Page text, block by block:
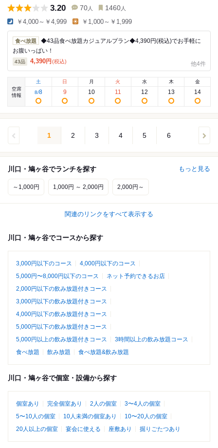
3.20 70 人 1460 人
￥4,000～￥4,999 ￥1,000～￥1,999
食べ放題
◆43品食べ放題カジュアルプラン◆4,390円(税込)でお手軽に
お腹いっぱい！
43品 4,390円 (税込) 他4件
空席
情報
土
8/8
日
9
月
10
火
11
水
12
木
13
金
14
1 2 3 4 5 6
川口・鳩ヶ谷でランチを探す もっと見る
～1,000円 1,000円 ～ 2,000円 2,000円～
関連のリンクをすべて表示する
川口・鳩ヶ谷でコースから探す
3,000円以下のコース
4,000円以下のコース
5,000円〜8,000円以下のコース
ネット予約できるお店
2,000円以下の飲み放題付きコース
3,000円以下の飲み放題付きコース
4,000円以下の飲み放題付きコース
5,000円以下の飲み放題付きコース
5,000円以上の飲み放題付きコース
3時間以上の飲み放題コース
食べ放題
飲み放題 食べ放題&飲み放題
川口・鳩ヶ谷で個室・設備から探す
個室あり 完全個室あり 2人の個室
3〜4人の個室
5〜10人の個室
10人未満の個室あり
10〜20人の個室
20人以上の個室
宴会に使える 座敷あり 掘りごたつあり